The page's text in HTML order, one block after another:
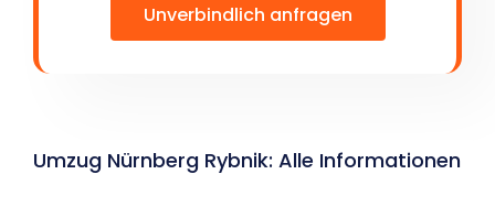
Unverbindlich anfragen
Umzug Nürnberg Rybnik: Alle Informationen